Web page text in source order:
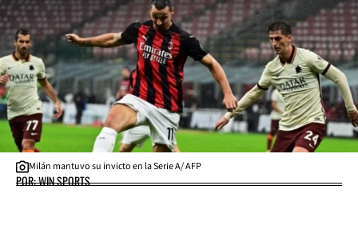
Milán mantuvo su invicto en la Serie A/ AFP
POR: WIN SPORTS